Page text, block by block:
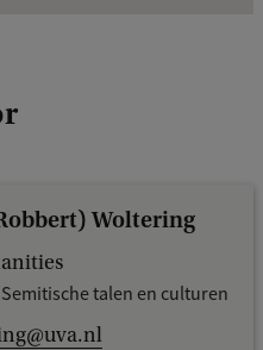
Woltering
talen en culturen